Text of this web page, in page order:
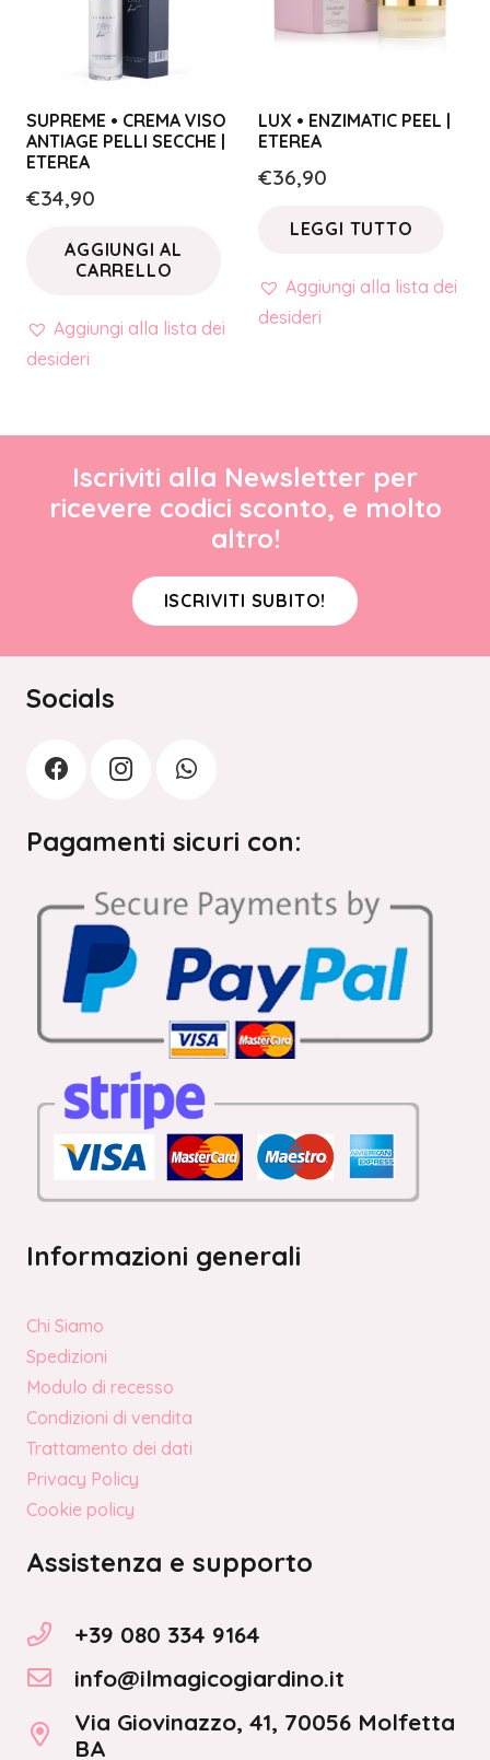
SUPREME • CREMA VISO
ANTIAGE PELLI SECCHE |
ETEREA
€34,90
AGGIUNGI AL
CARRELLO
Aggiungi alla lista dei
desideri
LUX • ENZIMATIC PEEL |
ETEREA
€36,90
LEGGI TUTTO
Aggiungi alla lista dei
desideri
Iscriviti alla Newsletter per
ricevere codici sconto, e molto
altro!
ISCRIVITI SUBITO!
Socials
Pagamenti sicuri con:
Informazioni generali
Chi Siamo
Spedizioni
Modulo di recesso
Condizioni di vendita
Trattamento dei dati
Privacy Policy
Cookie policy
Assistenza e supporto
+39 080 334 9164
info@ilmagicogiardino.it
Via Giovinazzo, 41, 70056 Molfetta
BA